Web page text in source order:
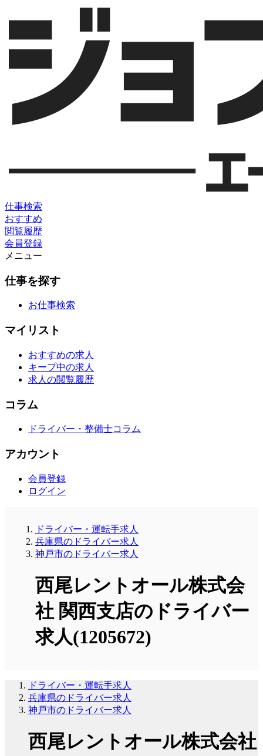
仕事検索
おすすめ
閲覧履歴
会員登録
メニュー
仕事を探す
お仕事検索
マイリスト
おすすめの求人
キープ中の求人
求人の閲覧履歴
コラム
ドライバー・整備士コラム
アカウント
会員登録
ログイン
ドライバー・運転手求人
兵庫県のドライバー求人
神戸市のドライバー求人
西尾レントオール株式会
社 関西支店のドライバー
求人(1205672)
ドライバー・運転手求人
兵庫県のドライバー求人
神戸市のドライバー求人
西尾レントオール株式会社